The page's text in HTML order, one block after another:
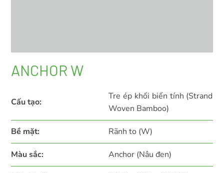
ANCHOR W
Cấu tạo:
Tre ép khối biến tính (Strand
Woven Bamboo)
Bề mặt: Rãnh to (W)
Màu sắc: Anchor (Nâu đen)